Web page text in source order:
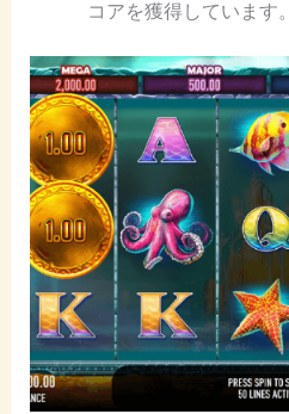
コアを獲得しています。